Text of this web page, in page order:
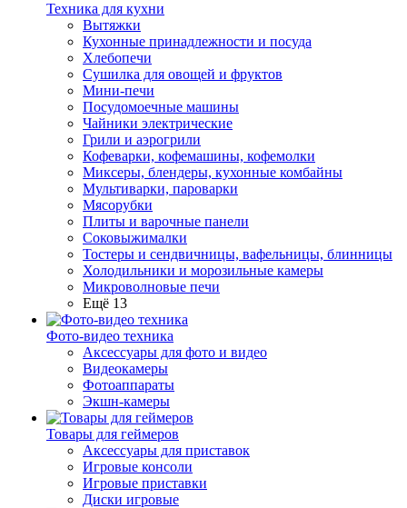
Техника для кухни
Вытяжки
Кухонные принадлежности и посуда
Хлебопечи
Сушилка для овощей и фруктов
Мини-печи
Посудомоечные машины
Чайники электрические
Грили и аэрогрили
Кофеварки, кофемашины, кофемолки
Миксеры, блендеры, кухонные комбайны
Мультиварки, пароварки
Мясорубки
Плиты и варочные панели
Соковыжималки
Тостеры и сендвичницы, вафельницы, блинницы
Холодильники и морозильные камеры
Микроволновые печи
Ещё 13
Фото-видео техника
Аксессуары для фото и видео
Видеокамеры
Фотоаппараты
Экшн-камеры
Товары для геймеров
Аксессуары для приставок
Игровые консоли
Игровые приставки
Диски игровые